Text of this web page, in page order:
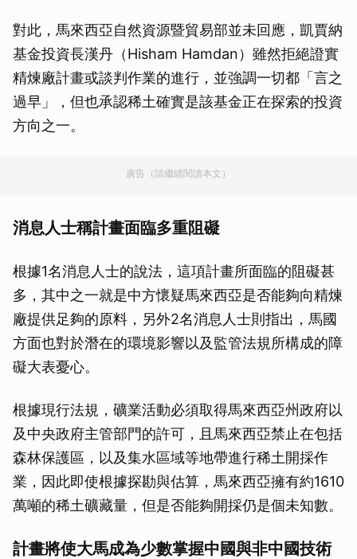
對此，馬來西亞自然資源暨貿易部並未回應，凱賈納
基金投資長漢丹（Hisham Hamdan）雖然拒絕證實
精煉廠計畫或談判作業的進行，並強調一切都「言之
過早」，但也承認稀土確實是該基金正在探索的投資
方向之一。
廣告（請繼續閱讀本文）
消息人士稱計畫面臨多重阻礙
根據1名消息人士的說法，這項計畫所面臨的阻礙甚
多，其中之一就是中方懷疑馬來西亞是否能夠向精煉
廠提供足夠的原料，另外2名消息人士則指出，馬國
方面也對於潛在的環境影響以及監管法規所構成的障
礙大表憂心。
根據現行法規，礦業活動必須取得馬來西亞州政府以
及中央政府主管部門的許可，且馬來西亞禁止在包括
森林保護區，以及集水區域等地帶進行稀土開採作
業，因此即使根據探勘與估算，馬來西亞擁有約1610
萬噸的稀土礦藏量，但是否能夠開採仍是個未知數。
計畫將使大馬成為少數掌握中國與非中國技術